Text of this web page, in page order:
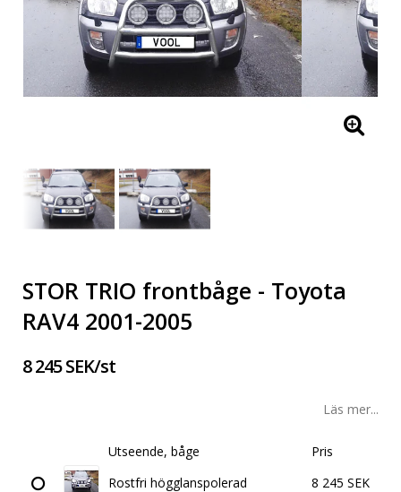
STOR TRIO frontbåge - Toyota
RAV4 2001-2005
8 245 SEK/st
Läs mer...
Utseende, båge
Pris
Rostfri högglanspolerad
8 245 SEK